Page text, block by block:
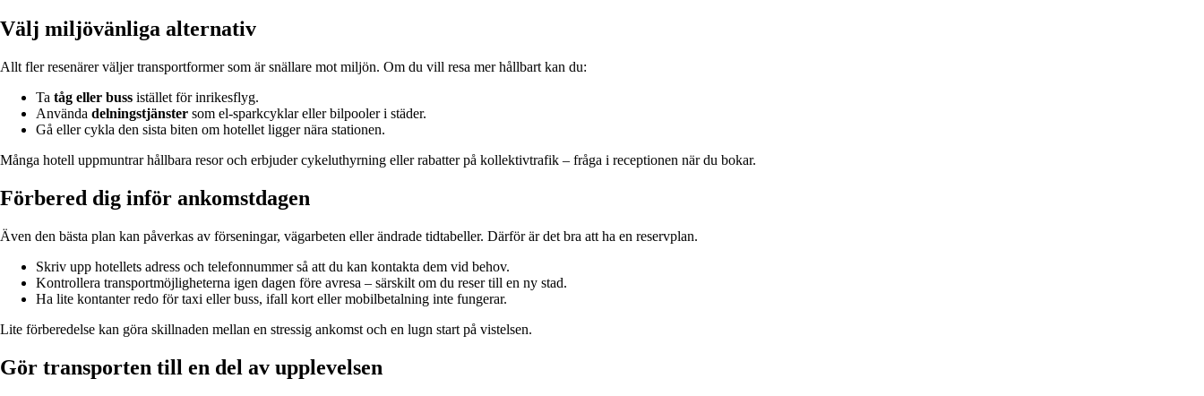
Välj miljövänliga alternativ
Allt fler resenärer väljer transportformer som är snällare mot miljön. Om du vill resa mer hållbart kan du:
Ta tåg eller buss istället för inrikesflyg.
Använda delningstjänster som el-sparkcyklar eller bilpooler i städer.
Gå eller cykla den sista biten om hotellet ligger nära stationen.
Många hotell uppmuntrar hållbara resor och erbjuder cykeluthyrning eller rabatter på kollektivtrafik – fråga i receptionen när du bokar.
Förbered dig inför ankomstdagen
Även den bästa plan kan påverkas av förseningar, vägarbeten eller ändrade tidtabeller. Därför är det bra att ha en reservplan.
Skriv upp hotellets adress och telefonnummer så att du kan kontakta dem vid behov.
Kontrollera transportmöjligheterna igen dagen före avresa – särskilt om du reser till en ny stad.
Ha lite kontanter redo för taxi eller buss, ifall kort eller mobilbetalning inte fungerar.
Lite förberedelse kan göra skillnaden mellan en stressig ankomst och en lugn start på vistelsen.
Gör transporten till en del av upplevelsen